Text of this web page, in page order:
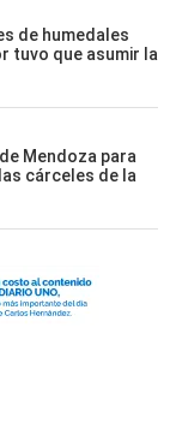
de humedales
tuvo que asumir la
Mendoza para
cárceles de la